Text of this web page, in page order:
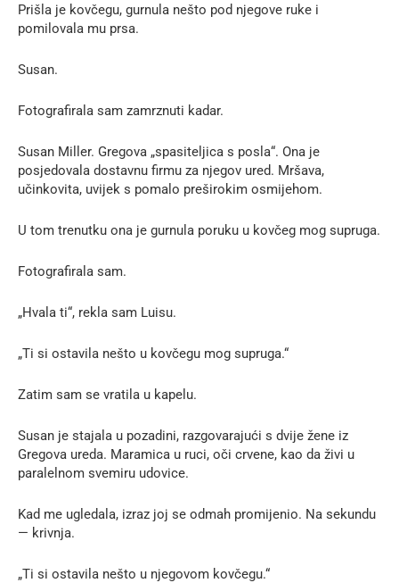
Prišla je kovčegu, gurnula nešto pod njegove ruke i
pomilovala mu prsa.
Susan.
Fotografirala sam zamrznuti kadar.
Susan Miller. Gregova „spasiteljica s posla“. Ona je
posjedovala dostavnu firmu za njegov ured. Mršava,
učinkovita, uvijek s pomalo preširokim osmijehom.
U tom trenutku ona je gurnula poruku u kovčeg mog supruga.
Fotografirala sam.
„Hvala ti“, rekla sam Luisu.
„Ti si ostavila nešto u kovčegu mog supruga.“
Zatim sam se vratila u kapelu.
Susan je stajala u pozadini, razgovarajući s dvije žene iz
Gregova ureda. Maramica u ruci, oči crvene, kao da živi u
paralelnom svemiru udovice.
Kad me ugledala, izraz joj se odmah promijenio. Na sekundu
— krivnja.
„Ti si ostavila nešto u njegovom kovčegu.“